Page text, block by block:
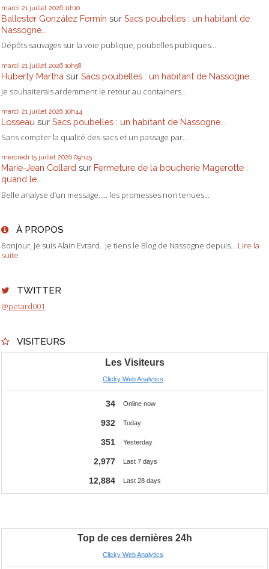
mardi 21 juillet 2026 11h10
Ballester González Fermín sur Sacs poubelles : un habitant de
Nassogne...
Dépôts sauvages sur la voie publique, poubelles publiques...
mardi 21 juillet 2026 10h58
Huberty Martha sur Sacs poubelles : un habitant de Nassogne...
Je souhaiterais ardemment le retour au containers...
mardi 21 juillet 2026 10h44
Losseau sur Sacs poubelles : un habitant de Nassogne...
Sans compter la qualité des sacs et un passage par...
mercredi 15 juillet 2026 09h45
Marie-Jean Collard sur Fermeture de la boucherie Magerotte :
quand le...
Belle analyse d’un message….. les promesses non tenues...
À PROPOS
Bonjour, Je suis Alain Evrard. je tiens le Blog de Nassogne depuis... Lire la
suite
TWITTER
@petard001
VISITEURS